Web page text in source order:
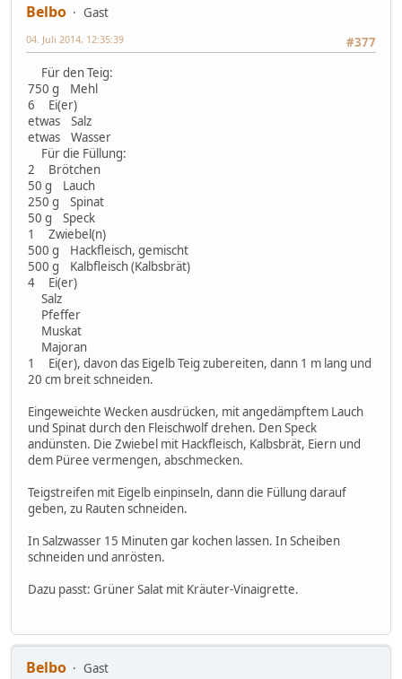
Belbo
Gast
#377
04. Juli 2014, 12:35:39
Für den Teig:
750 g Mehl
6 Ei(er)
etwas Salz
etwas Wasser
Für die Füllung:
2 Brötchen
50 g Lauch
250 g Spinat
50 g Speck
1 Zwiebel(n)
500 g Hackfleisch, gemischt
500 g Kalbfleisch (Kalbsbrät)
4 Ei(er)
Salz
Pfeffer
Muskat
Majoran
1 Ei(er), davon das Eigelb Teig zubereiten, dann 1 m lang und
20 cm breit schneiden.
Eingeweichte Wecken ausdrücken, mit angedämpftem Lauch
und Spinat durch den Fleischwolf drehen. Den Speck
andünsten. Die Zwiebel mit Hackfleisch, Kalbsbrät, Eiern und
dem Püree vermengen, abschmecken.
Teigstreifen mit Eigelb einpinseln, dann die Füllung darauf
geben, zu Rauten schneiden.
In Salzwasser 15 Minuten gar kochen lassen. In Scheiben
schneiden und anrösten.
Dazu passt: Grüner Salat mit Kräuter-Vinaigrette.
Belbo
Gast